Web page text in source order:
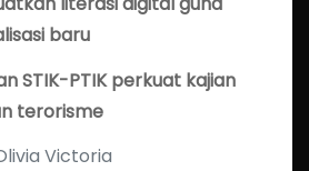
baru
STIK-PTIK perkuat kajian
terorisme
Victoria